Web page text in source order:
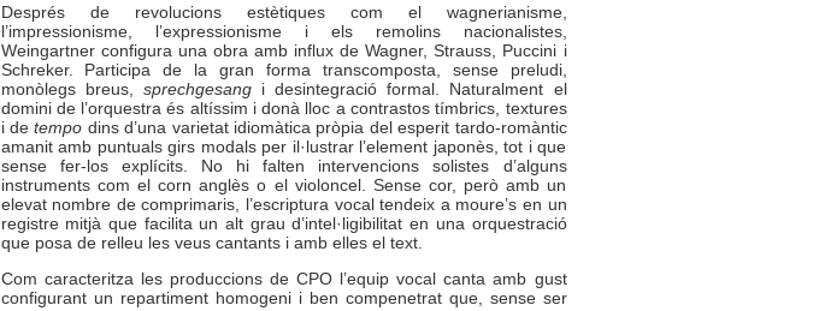
Després de revolucions estètiques com el wagnerianisme,
l’impressionisme, l’expressionisme i els remolins nacionalistes,
Weingartner configura una obra amb influx de Wagner, Strauss, Puccini i
Schreker. Participa de la gran forma transcomposta, sense preludi,
monòlegs breus, sprechgesangi desintegració formal. Naturalment el
domini de l’orquestra és altíssim i donà lloc a contrastos tímbrics, textures
i detempo dins d’una varietat idiomàtica pròpia del esperit tardo-romàntic
amanit amb puntuals girs modals per il·lustrar l’element japonès, tot i que
sense fer-los explícits. No hi falten intervencions solistes d’alguns
instruments com el corn anglès o el violoncel. Sense cor, però amb un
elevat nombre de comprimaris, l’escriptura vocal tendeix a moure’s en un
registre mitjà que facilita un alt grau d’intel·ligibilitat en una orquestració
que posa de relleu les veus cantants i amb elles el text.
Com caracteritza les produccions de CPO l’equip vocal canta amb gust
configurant un repartiment homogeni i ben compenetrat que, sense ser